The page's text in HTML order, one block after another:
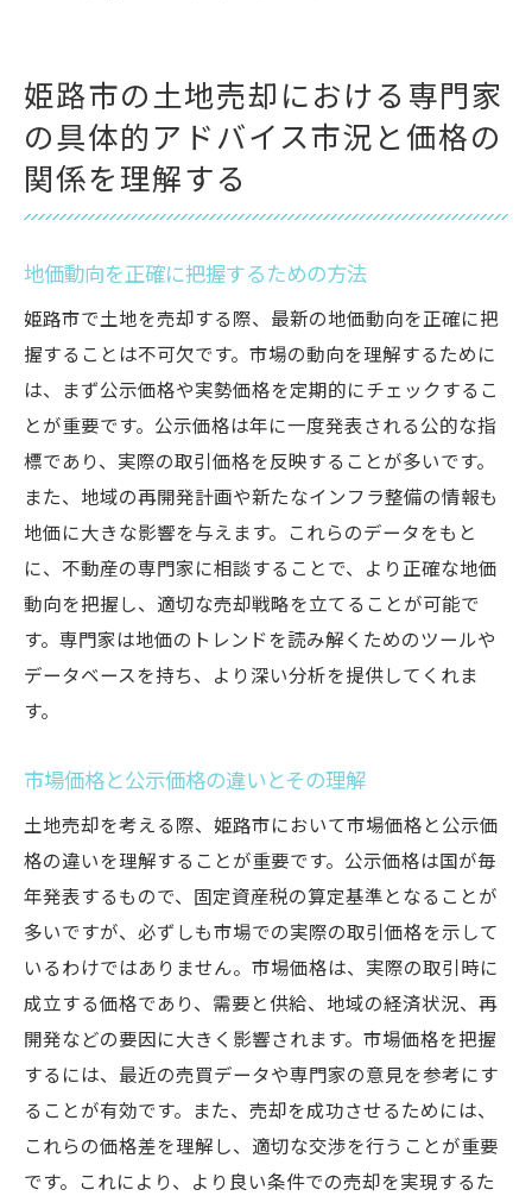
姫路市の土地売却における専門家
の具体的アドバイス市況と価格の
関係を理解する
地価動向を正確に把握するための方法
姫路市で土地を売却する際、最新の地価動向を正確に把
握することは不可欠です。市場の動向を理解するために
は、まず公示価格や実勢価格を定期的にチェックするこ
とが重要です。公示価格は年に一度発表される公的な指
標であり、実際の取引価格を反映することが多いです。
また、地域の再開発計画や新たなインフラ整備の情報も
地価に大きな影響を与えます。これらのデータをもと
に、不動産の専門家に相談することで、より正確な地価
動向を把握し、適切な売却戦略を立てることが可能で
す。専門家は地価のトレンドを読み解くためのツールや
データベースを持ち、より深い分析を提供してくれま
す。
市場価格と公示価格の違いとその理解
土地売却を考える際、姫路市において市場価格と公示価
格の違いを理解することが重要です。公示価格は国が毎
年発表するもので、固定資産税の算定基準となることが
多いですが、必ずしも市場での実際の取引価格を示して
いるわけではありません。市場価格は、実際の取引時に
成立する価格であり、需要と供給、地域の経済状況、再
開発などの要因に大きく影響されます。市場価格を把握
するには、最近の売買データや専門家の意見を参考にす
ることが有効です。また、売却を成功させるためには、
これらの価格差を理解し、適切な交渉を行うことが重要
です。これにより、より良い条件での売却を実現するた